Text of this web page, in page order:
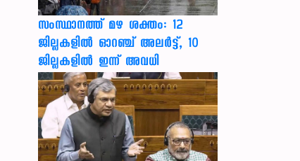
സംസ്ഥാനത്ത് മഴ ശക്തം: 12
ജില്ലകളിൽ ഓറഞ്ച് അലർട്ട്, 10
ജില്ലകളിൽ ഇന്ന് അവധി